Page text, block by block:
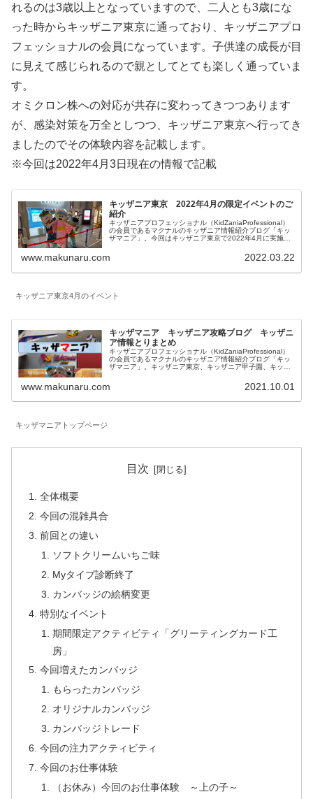
れるのは3歳以上となっていますので、二人とも3歳にな
った時からキッザニア東京に通っており、キッザニアプロ
フェッショナルの会員になっています。子供達の成長が目
に見えて感じられるので親としてとても楽しく通っていま
す。
オミクロン株への対応が共存に変わってきつつあります
が、感染対策を万全としつつ、キッザニア東京へ行ってき
ましたのでその体験内容を記載します。
※今回は2022年4月3日現在の情報で記載
キッザニア東京 2022年4月の限定イベントのご
紹介
キッザニアプロフェッショナル（KidZaniaProfessional）
の会員であるマクナルのキッザニア情報紹介ブログ「キッ
ザマニア」。今回はキッザニア東京で2022年4月に実施さ
www.makunaru.com 2022.03.22
キッザニア東京4月のイベント
キッザマニア キッザニア攻略ブログ キッザニ
ア情報とりまとめ
キッザニアプロフェッショナル（KidZaniaProfessional）
の会員であるマクナルのキッザニア情報紹介ブログ「キッ
ザマニア」。キッザニア東京、キッザニア甲子園、キッザ
も記載したお仕事体験記、料金等に関係する予約方法、お
得な情報等を記載しています。
www.makunaru.com 2021.10.01
キッザマニアトップページ
目次
全体概要
今回の混雑具合
前回との違い
ソフトクリームいちご味
Myタイプ診断終了
カンバッジの絵柄変更
特別なイベント
期間限定アクティビティ「グリーティングカード工
房」
今回増えたカンバッジ
もらったカンバッジ
オリジナルカンバッジ
カンバッジトレード
今回の注力アクティビティ
今回のお仕事体験
（お休み）今回のお仕事体験 ～上の子～